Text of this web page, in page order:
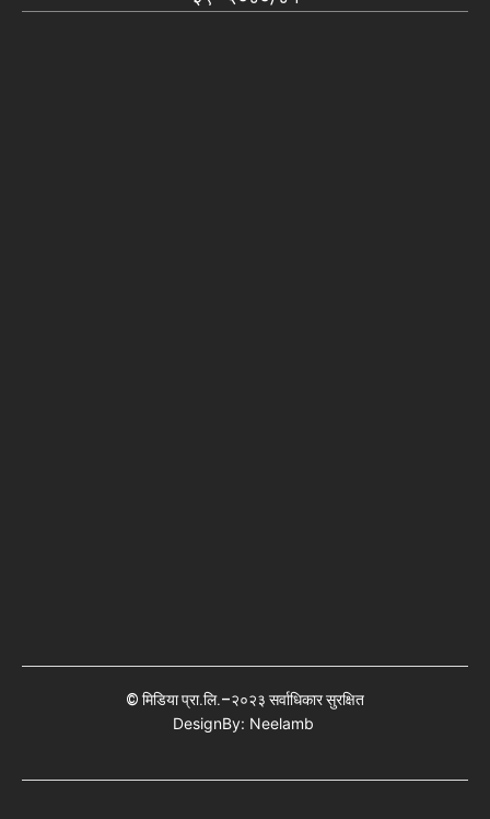
© मिडिया प्रा.लि.–२०२३ सर्वाधिकार सुरक्षित
DesignBy: Neelamb